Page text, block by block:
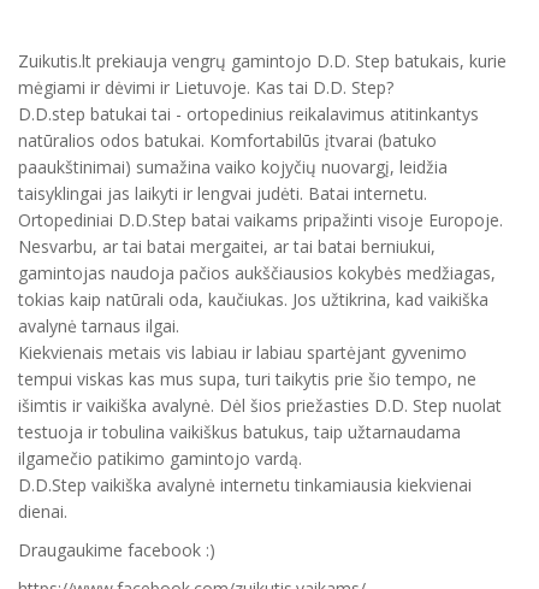
Zuikutis.lt prekiauja vengrų gamintojo D.D. Step batukais, kurie
mėgiami ir dėvimi ir Lietuvoje. Kas tai D.D. Step?
D.D.step batukai tai - ortopedinius reikalavimus atitinkantys
natūralios odos batukai. Komfortabilūs įtvarai (batuko
paaukštinimai) sumažina vaiko kojyčių nuovargį, leidžia
taisyklingai jas laikyti ir lengvai judėti. Batai internetu.
Ortopediniai D.D.Step batai vaikams pripažinti visoje Europoje.
Nesvarbu, ar tai batai mergaitei, ar tai batai berniukui,
gamintojas naudoja pačios aukščiausios kokybės medžiagas,
tokias kaip natūrali oda, kaučiukas. Jos užtikrina, kad vaikiška
avalynė tarnaus ilgai.
Kiekvienais metais vis labiau ir labiau spartėjant gyvenimo
tempui viskas kas mus supa, turi taikytis prie šio tempo, ne
išimtis ir vaikiška avalynė. Dėl šios priežasties D.D. Step nuolat
testuoja ir tobulina vaikiškus batukus, taip užtarnaudama
ilgamečio patikimo gamintojo vardą.
D.D.Step vaikiška avalynė internetu tinkamiausia kiekvienai
dienai.
Draugaukime facebook :)